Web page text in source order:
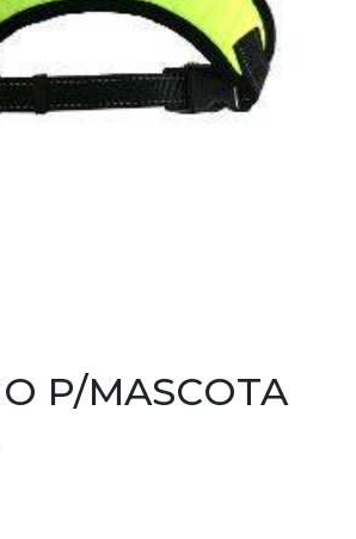
P/MASCOTA